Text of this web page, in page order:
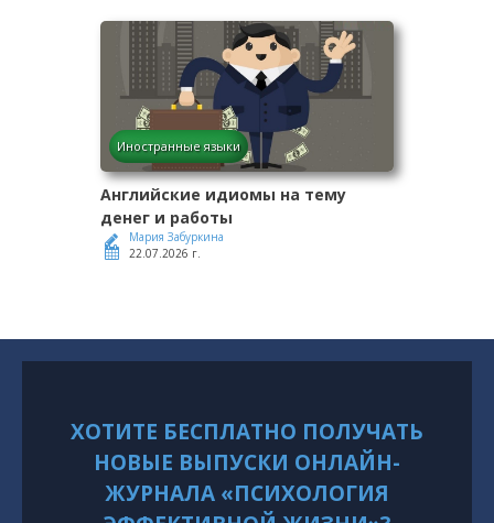
Иностранные языки
Английские идиомы на тему
денег и работы
Мария Забуркина
22.07.2026 г.
ХОТИТЕ БЕСПЛАТНО ПОЛУЧАТЬ
НОВЫЕ ВЫПУСКИ ОНЛАЙН-
ЖУРНАЛА «ПСИХОЛОГИЯ